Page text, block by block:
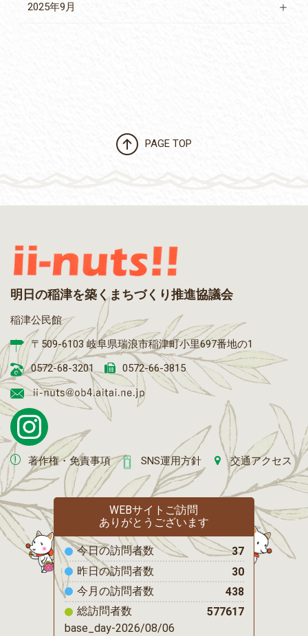
2025年9月
PAGE TOP
明日の稲津を築くまちづくり推進協議会
稲津公民館
〒509-6103 岐阜県瑞浪市稲津町小里697番地の1
0572-68-3201
0572-66-3815
著作権・免責事項 SNS運用方針 交通アクセス
WEBサイトご訪問
ありがとうございます